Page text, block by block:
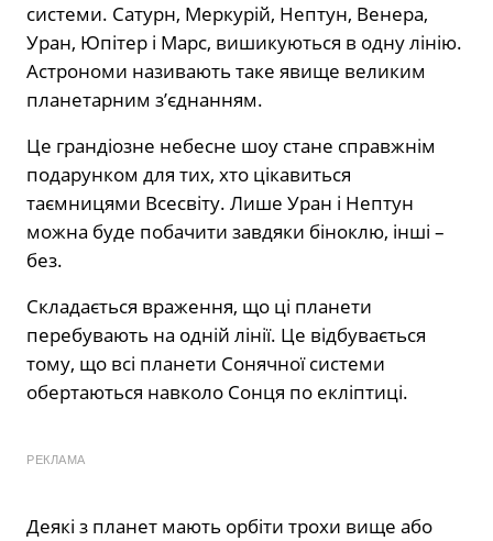
системи. Сатурн, Меркурій, Нептун, Венера,
Уран, Юпітер і Марс, вишикуються в одну лінію.
Астрономи називають таке явище великим
планетарним з’єднанням.
Це грандіозне небесне шоу стане справжнім
подарунком для тих, хто цікавиться
таємницями Всесвіту. Лише Уран і Нептун
можна буде побачити завдяки біноклю, інші –
без.
Складається враження, що ці планети
перебувають на одній лінії. Це відбувається
тому, що всі планети Сонячної системи
обертаються навколо Сонця по екліптиці.
РЕКЛАМА
Деякі з планет мають орбіти трохи вище або